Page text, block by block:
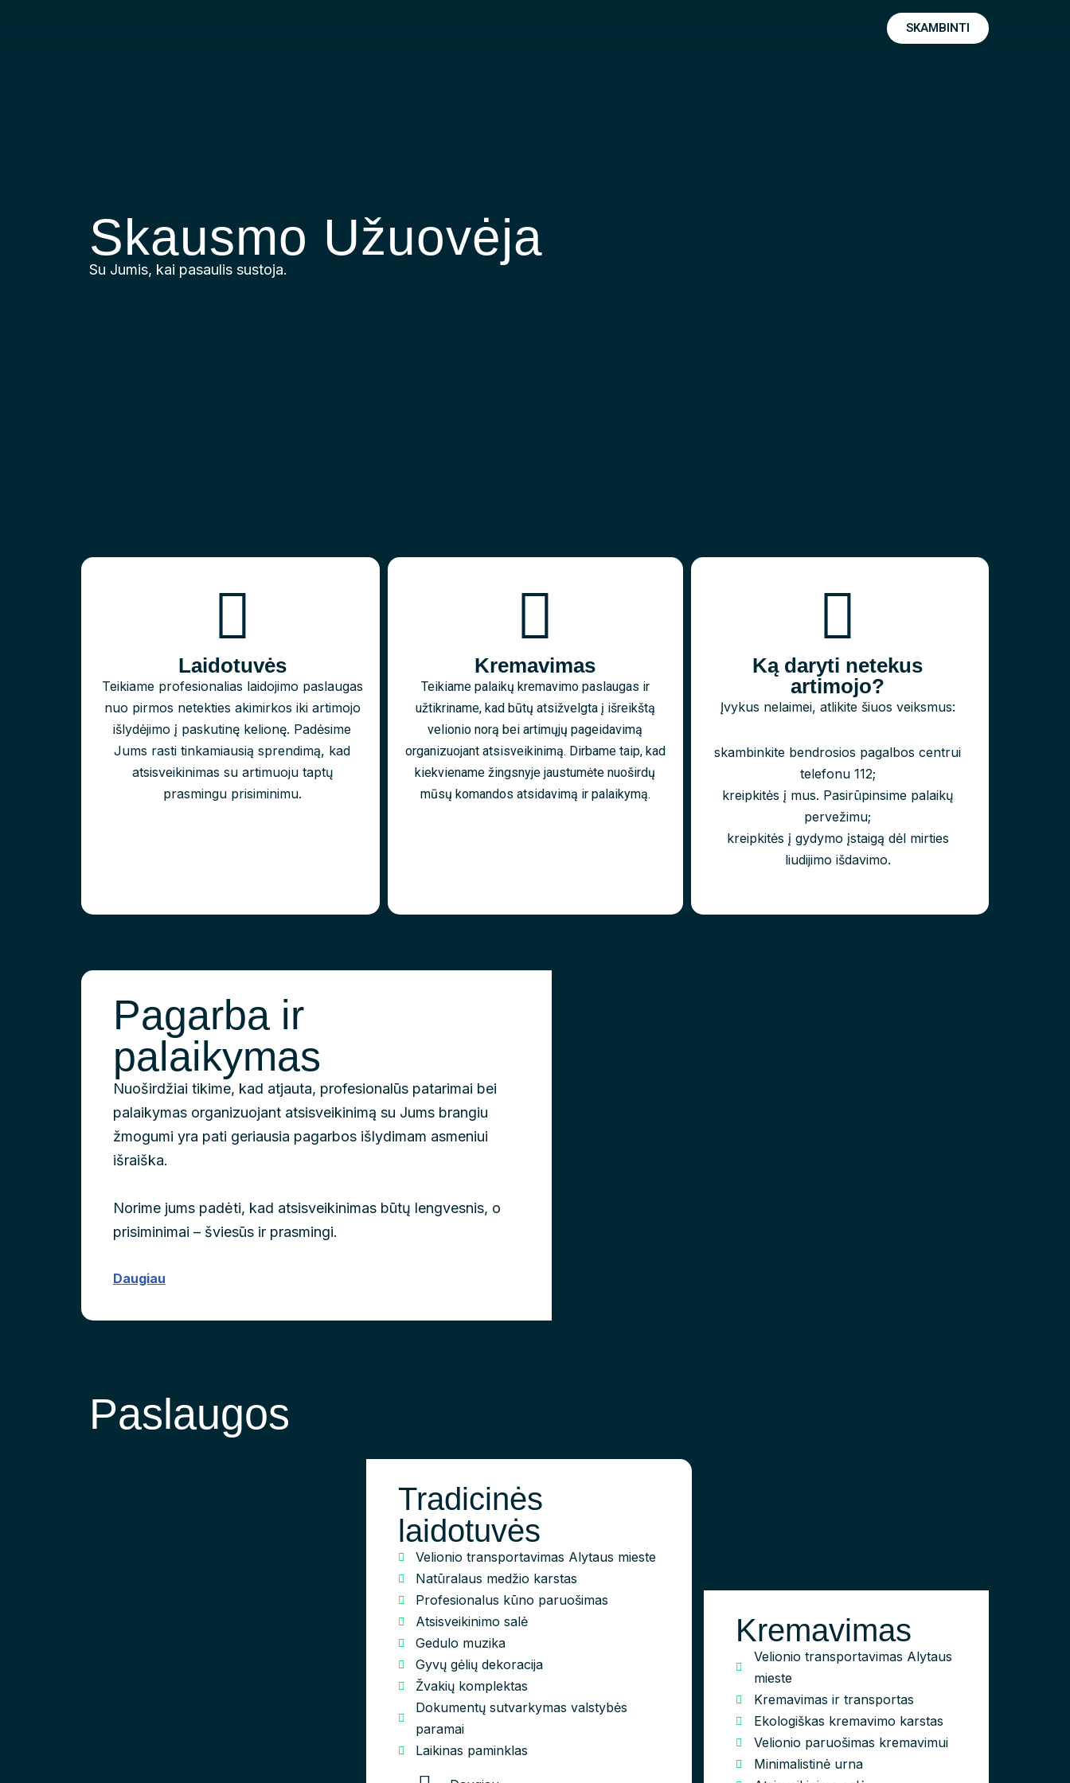
SKAMBINTI
Skausmo Užuovėja
Su Jumis, kai pasaulis sustoja.
Laidotuvės
Teikiame profesionalias laidojimo paslaugas
nuo pirmos netekties akimirkos iki artimojo
išlydėjimo į paskutinę kelionę. Padėsime
Jums rasti tinkamiausią sprendimą, kad
atsisveikinimas su artimuoju taptų
prasmingu prisiminimu.
Kremavimas
Teikiame palaikų kremavimo paslaugas ir
užtikriname, kad būtų atsižvelgta į išreikštą
velionio norą bei artimųjų pageidavimą
organizuojant atsisveikinimą. Dirbame taip, kad
kiekviename žingsnyje jaustumėte nuoširdų
mūsų komandos atsidavimą ir palaikymą.
Ką daryti netekus
artimojo?
Įvykus nelaimei, atlikite šiuos veiksmus:
skambinkite bendrosios pagalbos centrui
telefonu 112;
kreipkitės į mus. Pasirūpinsime palaikų
pervežimu;
kreipkitės į gydymo įstaigą dėl mirties
liudijimo išdavimo.
Pagarba ir
palaikymas
Nuoširdžiai tikime, kad atjauta, profesionalūs patarimai bei
palaikymas organizuojant atsisveikinimą su Jums brangiu
žmogumi yra pati geriausia pagarbos išlydimam asmeniui
išraiška.
Norime jums padėti, kad atsisveikinimas būtų lengvesnis, o
prisiminimai – šviesūs ir prasmingi.
Daugiau
Paslaugos
Tradicinės
laidotuvės
Velionio transportavimas Alytaus mieste
Natūralaus medžio karstas
Profesionalus kūno paruošimas
Atsisveikinimo salė
Gedulo muzika
Gyvų gėlių dekoracija
Žvakių komplektas
Dokumentų sutvarkymas valstybės
paramai
Laikinas paminklas
Kremavimas
Velionio transportavimas Alytaus
mieste
Kremavimas ir transportas
Ekologiškas kremavimo karstas
Velionio paruošimas kremavimui
Minimalistinė urna